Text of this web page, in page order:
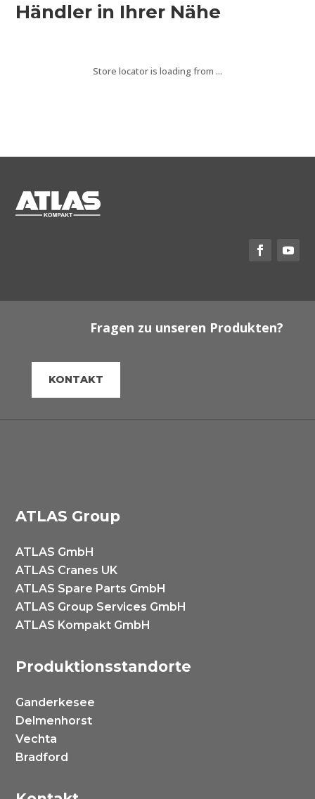
Händler in Ihrer Nähe
Store locator is loading from ...
Fragen zu unseren Produkten?
KONTAKT
ATLAS Group
ATLAS GmbH
ATLAS Cranes UK
ATLAS Spare Parts GmbH
ATLAS Group Services GmbH
ATLAS Kompakt GmbH
Produktionsstandorte
Ganderkesee
Delmenhorst
Vechta
Bradford